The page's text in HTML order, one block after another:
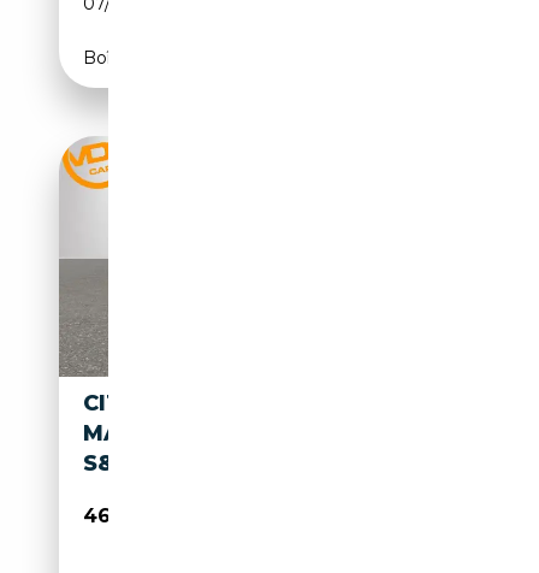
Boîte automatique
CITROEN SPACETOURER
MAAT XL 2.0 BLUEHDI 180
S&S EA
46 980€